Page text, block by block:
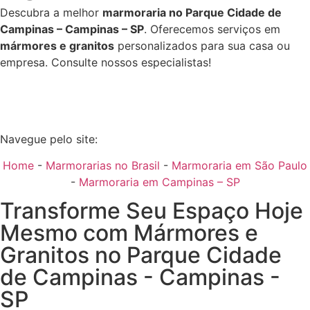
Descubra a melhor marmoraria no Parque Cidade de
Campinas – Campinas – SP. Oferecemos serviços em
mármores e granitos personalizados para sua casa ou
empresa. Consulte nossos especialistas!
Navegue pelo site:
Home - Marmorarias no Brasil - Marmoraria em São Paulo
- Marmoraria em Campinas – SP
Transforme Seu Espaço Hoje
Mesmo com Mármores e
Granitos no Parque Cidade
de Campinas - Campinas -
SP